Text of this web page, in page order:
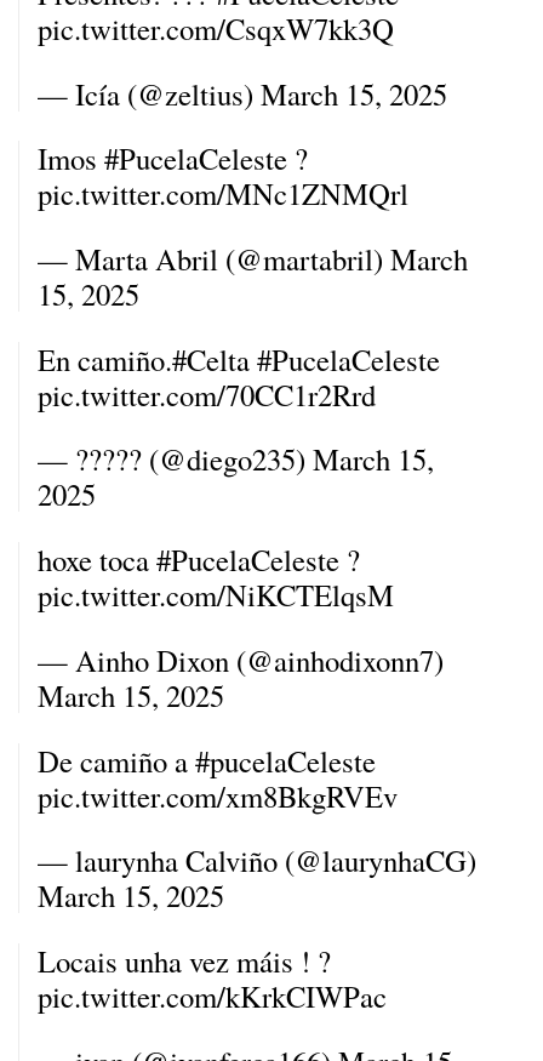
pic.twitter.com/CsqxW7kk3Q
— Icía (@zeltius) March 15, 2025
Imos #PucelaCeleste ?
pic.twitter.com/MNc1ZNMQrl
— Marta Abril (@martabril) March
15, 2025
En camiño.#Celta#PucelaCeleste
pic.twitter.com/70CC1r2Rrd
— ????? (@diego235) March 15,
2025
hoxe toca#PucelaCeleste ?
pic.twitter.com/NiKCTElqsM
— Ainho Dixon (@ainhodixonn7)
March 15, 2025
De camiño a#pucelaCeleste
pic.twitter.com/xm8BkgRVEv
— laurynha Calviño (@laurynhaCG)
March 15, 2025
Locais unha vez máis ! ?
pic.twitter.com/kKrkCIWPac